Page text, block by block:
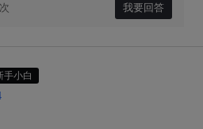
我要回答
手小白